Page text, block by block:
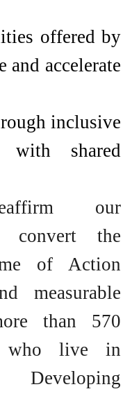
offered by
and accelerate
inclusive
with shared
our
convert the
of Action
measurable
than 570
who live in